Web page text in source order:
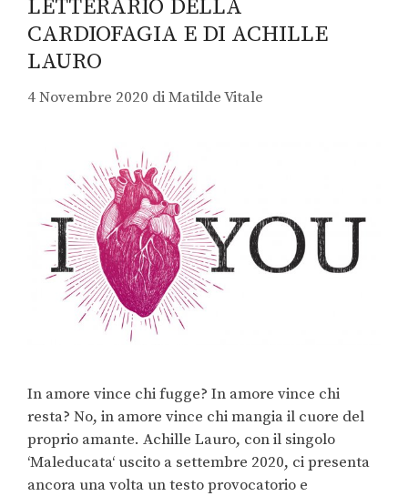
LETTERARIO DELLA
CARDIOFAGIA E DI ACHILLE
LAURO
4 Novembre 2020 diMatilde Vitale
In amore vince chi fugge? In amore vince chi
resta? No, in amore vince chi mangia il cuore del
proprio amante. Achille Lauro, con il singolo
‘Maleducata‘ uscito a settembre 2020, ci presenta
ancora una volta un testo provocatorio e